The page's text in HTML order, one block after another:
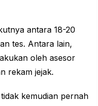
antara 18-20
tes. Antara lain,
oleh asesor
rekam jejak.
kemudian pernah